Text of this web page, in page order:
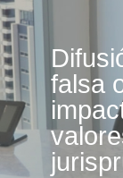
falsa